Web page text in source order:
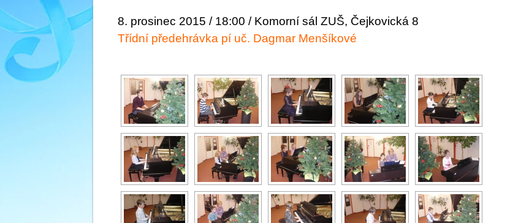
8. prosinec 2015 / 18:00 / Komorní sál ZUŠ, Čejkovická 8
Třídní předehrávka pí uč. Dagmar Menšíkové